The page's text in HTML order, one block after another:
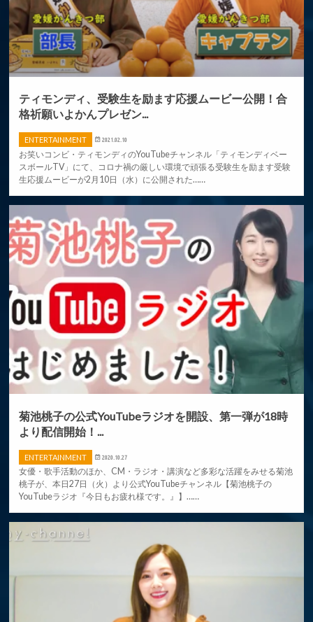
ティモンディ、受験生を励ます応援ムービー公開！合
格祈願いよかんプレゼン...
ENTERTAINMENT 2021.02.10
お笑いコンビ・ティモンディのYouTubeチャンネル「ティモンディベー
スボールTV」にて、コロナ禍の厳しい環境で頑張る受験生を励ます受験
生応援ムービーが2月10日（水）に公開された……
菊池桃子の公式YouTubeラジオを開設、第一弾が18時
より配信開始！...
ENTERTAINMENT 2020.10.27
女優・歌手活動のほか、CM・ラジオ・講演など多彩な活躍をみせる菊池
桃子が、本日27日（火）より公式YouTubeチャンネル【菊池桃子の
YouTubeラジオ『今日もお疲れ様です。』】……